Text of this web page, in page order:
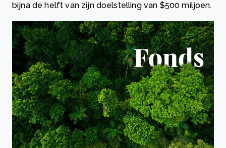
bijna de helft van zijn doelstelling van $500 miljoen.